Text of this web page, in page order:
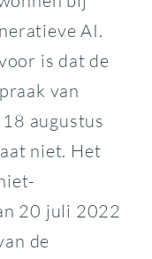
AI.
is dat de
van
augustus
niet. Het
20 juli 2022
de